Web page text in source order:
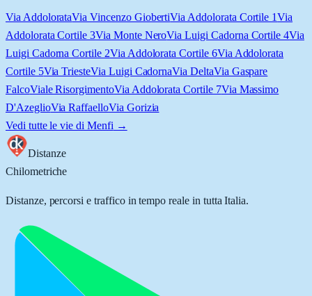
Via AddolorataVia Vincenzo GiobertiVia Addolorata Cortile 1Via
Addolorata Cortile 3Via Monte NeroVia Luigi Cadorna Cortile 4Via
Luigi Cadorna Cortile 2Via Addolorata Cortile 6Via Addolorata
Cortile 5Via TriesteVia Luigi CadornaVia DeltaVia Gaspare
FalcoViale RisorgimentoVia Addolorata Cortile 7Via Massimo
D'AzeglioVia RaffaelloVia Gorizia
Vedi tutte le vie di Menfi →
Distanze
Chilometriche
Distanze, percorsi e traffico in tempo reale in tutta Italia.